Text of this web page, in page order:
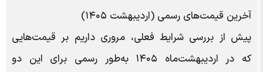
آخرین قیمت‌های رسمی (اردیبهشت ۱۴۰۵)
پیش از بررسی شرایط فعلی، مروری داریم بر قیمت‌هایی
که در اردیبهشت‌ماه ۱۴۰۵ به‌طور رسمی برای این دو